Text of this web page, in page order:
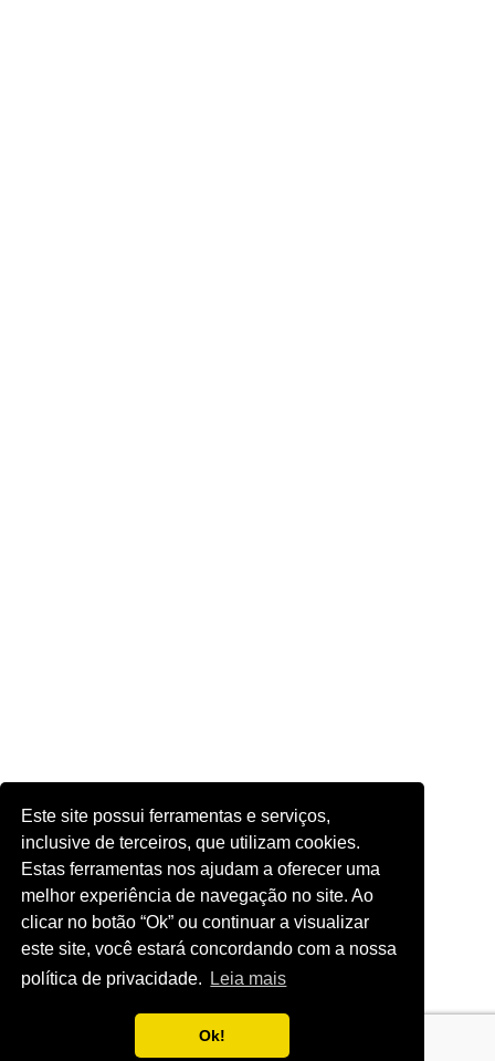
Este site possui ferramentas e serviços,
inclusive de terceiros, que utilizam cookies.
Estas ferramentas nos ajudam a oferecer uma
melhor experiência de navegação no site. Ao
clicar no botão “Ok” ou continuar a visualizar
este site, você estará concordando com a nossa
política de privacidade.
Leia mais
Ok!